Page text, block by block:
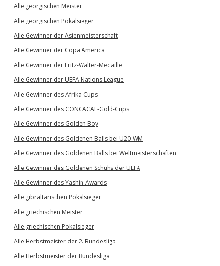
Alle georgischen Meister
Alle georgischen Pokalsieger
Alle Gewinner der Asienmeisterschaft
Alle Gewinner der Copa America
Alle Gewinner der Fritz-Walter-Medaille
Alle Gewinner der UEFA Nations League
Alle Gewinner des Afrika-Cups
Alle Gewinner des CONCACAF-Gold-Cups
Alle Gewinner des Golden Boy
Alle Gewinner des Goldenen Balls bei U20-WM
Alle Gewinner des Goldenen Balls bei Weltmeisterschaften
Alle Gewinner des Goldenen Schuhs der UEFA
Alle Gewinner des Yashin-Awards
Alle gibraltarischen Pokalsieger
Alle griechischen Meister
Alle griechischen Pokalsieger
Alle Herbstmeister der 2. Bundesliga
Alle Herbstmeister der Bundesliga